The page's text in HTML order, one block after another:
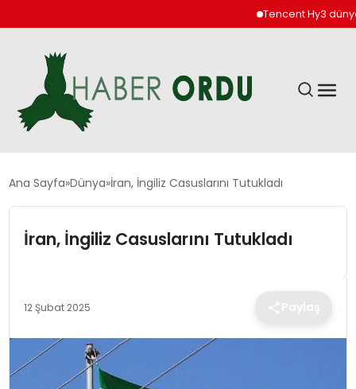
Tencent Hy3 dünya
GÜNDEM
SIYASET
TEKNOLOJI
Ana Sayfa Dünya İran, İngiliz Casuslarını Tutukladı
İran, İngiliz Casuslarını Tutukladı
12 Şubat 2025